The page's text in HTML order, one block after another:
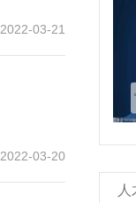
2022-03-21
2022-03-20
人